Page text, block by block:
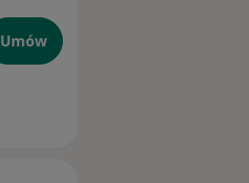
Umów